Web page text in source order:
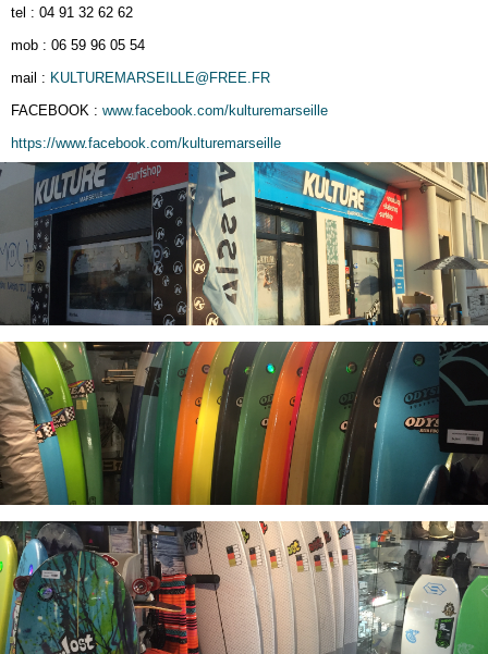
tel : 04 91 32 62 62
mob : 06 59 96 05 54
mail : KULTUREMARSEILLE@FREE.FR
FACEBOOK : www.facebook.com/kulturemarseille
https://www.facebook.com/kulturemarseille